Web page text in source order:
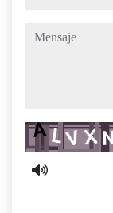
mensaje
Captcha